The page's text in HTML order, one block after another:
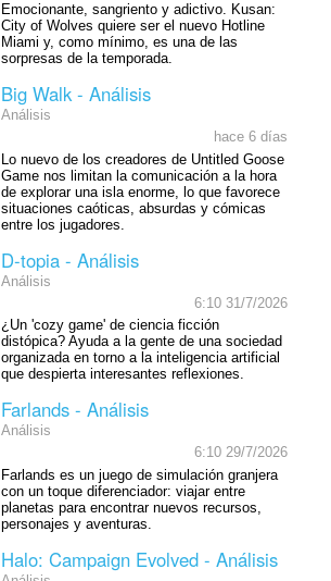
Emocionante, sangriento y adictivo. Kusan:
City of Wolves quiere ser el nuevo Hotline
Miami y, como mínimo, es una de las
sorpresas de la temporada.
Big Walk - Análisis
Análisis
hace 6 días
Lo nuevo de los creadores de Untitled Goose
Game nos limitan la comunicación a la hora
de explorar una isla enorme, lo que favorece
situaciones caóticas, absurdas y cómicas
entre los jugadores.
D-topia - Análisis
Análisis
6:10 31/7/2026
¿Un 'cozy game' de ciencia ficción
distópica? Ayuda a la gente de una sociedad
organizada en torno a la inteligencia artificial
que despierta interesantes reflexiones.
Farlands - Análisis
Análisis
6:10 29/7/2026
Farlands es un juego de simulación granjera
con un toque diferenciador: viajar entre
planetas para encontrar nuevos recursos,
personajes y aventuras.
Halo: Campaign Evolved - Análisis